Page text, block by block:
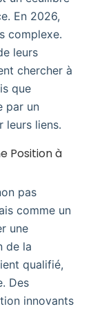
En 2026,
complexe.
leurs
chercher à
que
par un
leurs liens.
Position à
pas
comme un
une
de la
qualifié,
Des
innovants